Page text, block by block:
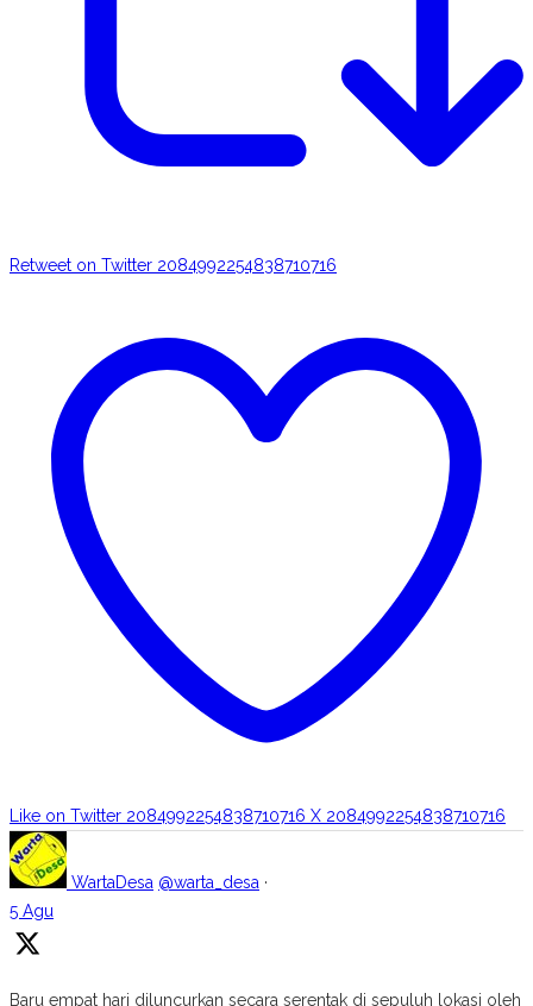
Retweet on Twitter 2084992254838710716
Like on Twitter 2084992254838710716 X 2084992254838710716
WartaDesa @warta_desa ·
5 Agu
Baru empat hari diluncurkan secara serentak di sepuluh lokasi oleh